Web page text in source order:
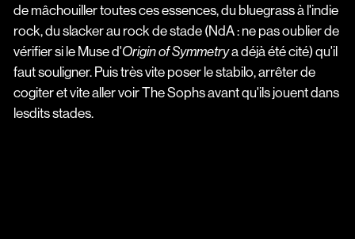
de mâchouiller toutes ces essences, du bluegrass à l'indie
rock, du slacker au rock de stade (NdA : ne pas oublier de
vérifier si le Muse d'Origin of Symmetrya déjà été cité) qu'il
faut souligner. Puis très vite poser le stabilo, arrêter de
cogiter et vite aller voir The Sophs avant qu'ils jouent dans
lesdits stades.